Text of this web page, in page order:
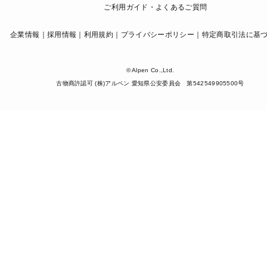
ご利用ガイド・よくあるご質問
企業情報 採用情報 利用規約 プライバシーポリシー 特定商取引法に基
© Alpen Co.,Ltd.
古物商許認可 (株)アルペン 愛知県公安委員会 第542549905500号